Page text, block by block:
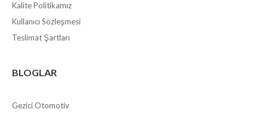
Kalite Politikamız
Kullanıcı Sözleşmesi
Teslimat Şartları
BLOGLAR
Gezici Otomotiv